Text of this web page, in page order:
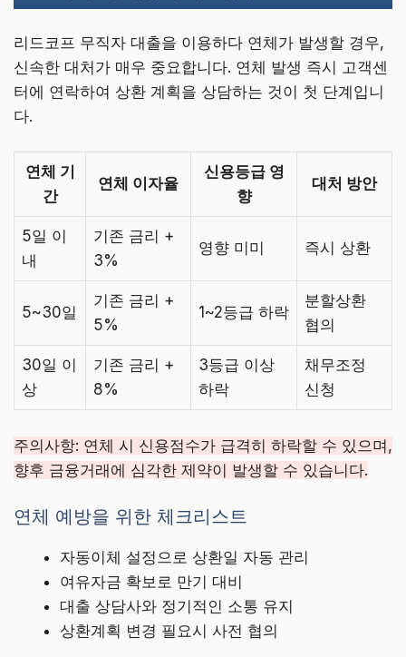
리드코프 무직자 대출을 이용하다 연체가 발생할 경우,
신속한 대처가 매우 중요합니다. 연체 발생 즉시 고객센
터에 연락하여 상환 계획을 상담하는 것이 첫 단계입니
다.
연체 기
간
연체 이자율
신용등급 영
향
대처 방안
5일 이
내
기존 금리 +
3%
영향 미미 즉시 상환
5~30일
기존 금리 +
5%
1~2등급 하락
분할상환
협의
30일 이
상
기존 금리 +
8%
3등급 이상
하락
채무조정
신청
주의사항: 연체 시 신용점수가 급격히 하락할 수 있으며,
향후 금융거래에 심각한 제약이 발생할 수 있습니다.
연체 예방을 위한 체크리스트
자동이체 설정으로 상환일 자동 관리
여유자금 확보로 만기 대비
대출 상담사와 정기적인 소통 유지
상환계획 변경 필요시 사전 협의